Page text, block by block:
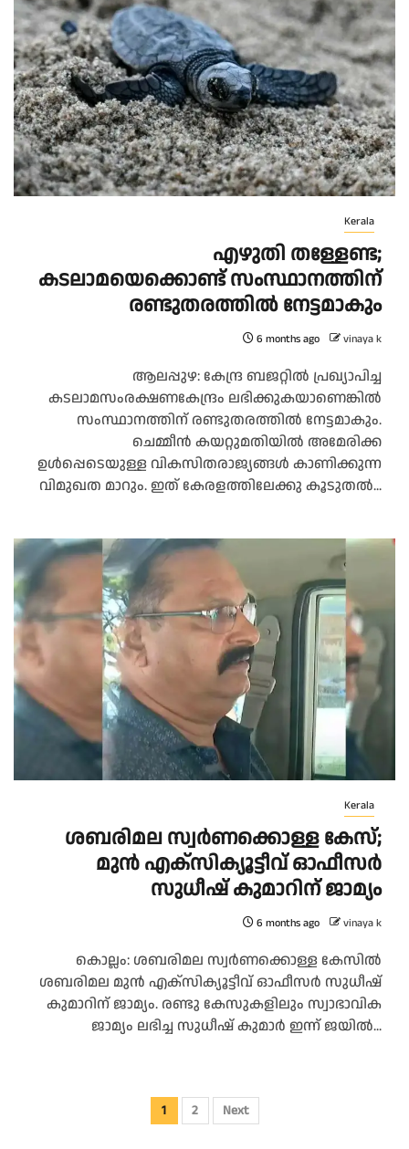
Kerala
എഴുതി തള്ളേണ്ട;
കടലാമയെക്കൊണ്ട് സംസ്ഥാനത്തിന്
രണ്ടുതരത്തിൽ നേട്ടമാകും
6 months ago vinaya k
ആലപ്പുഴ: കേന്ദ്ര ബജറ്റിൽ പ്രഖ്യാപിച്ച
കടലാമസംരക്ഷണകേന്ദ്രം ലഭിക്കുകയാണെങ്കിൽ
സംസ്ഥാനത്തിന് രണ്ടുതരത്തിൽ നേട്ടമാകും.
ചെമ്മീൻ കയറ്റുമതിയിൽ അമേരിക്ക
ഉൾപ്പെടെയുള്ള വികസിതരാജ്യങ്ങൾ കാണിക്കുന്ന
വിമുഖത മാറും. ഇത് കേരളത്തിലേക്കു കൂടുതൽ...
Kerala
ശബരിമല സ്വർണക്കൊള്ള കേസ്;
മുൻ എക്സിക്യൂട്ടീവ് ഓഫീസർ
സുധീഷ് കുമാറിന് ജാമ്യം
6 months ago vinaya k
കൊല്ലം: ശബരിമല സ്വർണക്കൊള്ള കേസിൽ
ശബരിമല മുൻ എക്സിക്യൂട്ടീവ് ഓഫീസർ സുധീഷ്
കുമാറിന് ജാമ്യം. രണ്ടു കേസുകളിലും സ്വാഭാവിക
ജാമ്യം ലഭിച്ച സുധീഷ് കുമാർ ഇന്ന് ജയിൽ...
Posts
1 2 Next